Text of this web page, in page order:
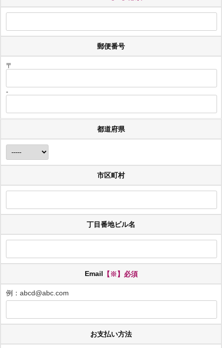
郵便番号
〒
-
都道府県
市区町村
丁目番地ビル名
Email 【※】必須
例：abcd@abc.com
お支払い方法